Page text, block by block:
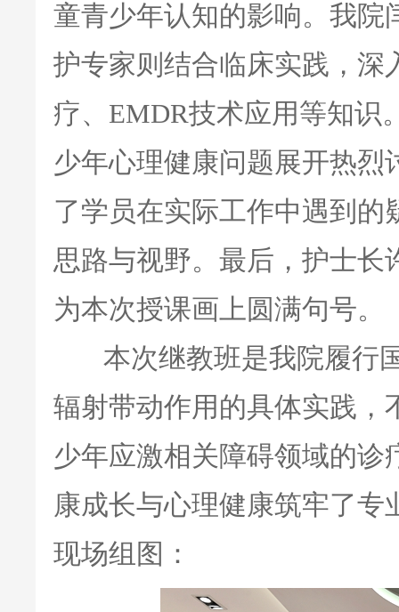
童青少年认知的影响。我院
护专家则结合临床实践，深
疗、EMDR技术应用等知识
少年心理健康问题展开热
了学员在实际工作中遇到
思路与视野。最后，护士长
为本次授课画上圆满句号。
本次继教班是我院履行
辐射带动作用的具体实践，
少年应激相关障碍领域的
康成长与心理健康筑牢了专
现场组图：